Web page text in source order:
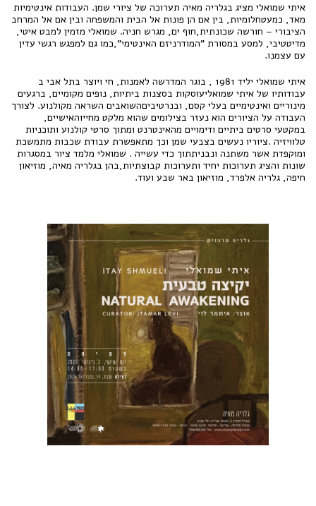
איתי שמואלי מציג בגלריה מאיה תערוכה של ציורי שמן. העבודות אינטימיות
מאד, כמעטחלומיות, בין אם הן פונות אל הבית והמשפחה ובין אם אל המרחב
הציבורי – חורשה שכונתית,חוף ים, מגרש חניה. שמואלי מזמין למבט איטי,
מדיטטיבי, למסע במסורת "המודרניזם האינטימי",כמו גם למפגש רגשי עדין
עם עצמנו.
איתי שמואלי יליד 1981 , בוגר המדרשה לאמנות, חי ויוצר בתל אבי ב
עבודותיו של איתי שמואליעוסקות בסצנות ביתיות, נופים מקומיים, ברגעים
מינוריים ואינטימיים בעלי קסם, ובנרטיביםהשואבים השראה מקולנוע. לצורך
העבודה על הציורים הוא נעזר בצילומים שהוא מלקט מחייוהאישיים,
במקטעי סרטים ביתיים ודימויים מהאינטרנט ומתוך סרטי קולנוע ותוכניות
טלוויזיה .ציוריו נעשים בצבעי שמן וכך מתאפשרת עבודת שכבות מתמשכת
ומוקפדת אשר משתנה ונבניתתוך כדי עשייה . שמואלי מלמד ציור במסגרות
שונות והציג תערוכות יחיד ותערוכות קבוצתיות,בהן בגלריה מאיה, מוזיאון
חיפה, גלריה אלפרד, מוזיאון באר שבע ועוד.